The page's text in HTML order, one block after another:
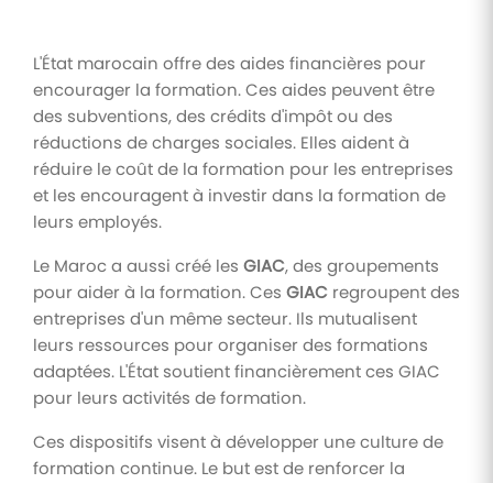
L'État marocain offre des aides financières pour
encourager la formation. Ces aides peuvent être
des subventions, des crédits d'impôt ou des
réductions de charges sociales. Elles aident à
réduire le coût de la formation pour les entreprises
et les encouragent à investir dans la formation de
leurs employés.
Le Maroc a aussi créé les GIAC, des groupements
pour aider à la formation. Ces GIAC regroupent des
entreprises d'un même secteur. Ils mutualisent
leurs ressources pour organiser des formations
adaptées. L'État soutient financièrement ces GIAC
pour leurs activités de formation.
Ces dispositifs visent à développer une culture de
formation continue. Le but est de renforcer la